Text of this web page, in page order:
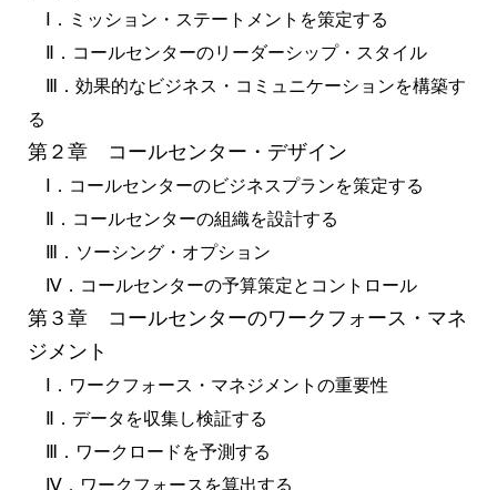
Ⅰ．ミッション・ステートメントを策定する
Ⅱ．コールセンターのリーダーシップ・スタイル
Ⅲ．効果的なビジネス・コミュニケーションを構築す
る
第２章 コールセンター・デザイン
Ⅰ．コールセンターのビジネスプランを策定する
Ⅱ．コールセンターの組織を設計する
Ⅲ．ソーシング・オプション
Ⅳ．コールセンターの予算策定とコントロール
第３章 コールセンターのワークフォース・マネ
ジメント
Ⅰ．ワークフォース・マネジメントの重要性
Ⅱ．データを収集し検証する
Ⅲ．ワークロードを予測する
Ⅳ．ワークフォースを算出する